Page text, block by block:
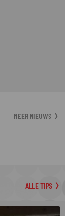
MEER NIEUWS
ALLE TIPS